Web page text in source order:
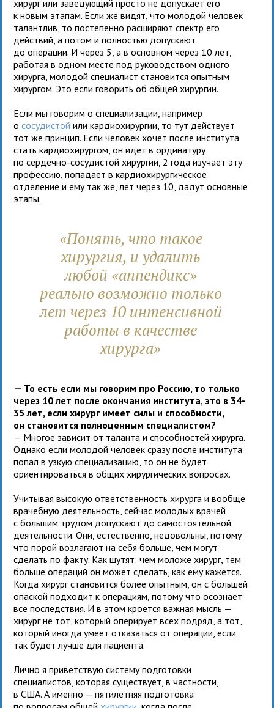
хирург или заведующий просто не допускает его
к новым этапам. Если же видят, что молодой человек
талантлив, то постепенно расширяют спектр его
действий, а потом и полностью допускают
до операции. И через 5, а в основном через 10 лет,
работая в одном месте под руководством одного
хирурга, молодой специалист становится опытным
хирургом. Это если говорить об общей хирургии.
Если мы говорим о специализации, например
ососудистой или кардиохирургии, то тут действует
тот же принцип. Если человек хочет после института
стать кардиохирургом, он идет в ординатуру
по сердечно-сосудистой хирургии, 2 года изучает эту
профессию, попадает в кардиохирургическое
отделение и ему так же, лет через 10, дадут основные
этапы.
«Понять, что такое
хирургия, и удалить
любой «аппендикс»
реально возможно только
лет через 10 интенсивной
работы в качестве
хирурга»
— То есть если мы говорим про Россию, то только
через 10 лет после окончания института, это в 34-
35 лет, если хирург имеет силы и способности,
он становится полноценным специалистом?
— Многое зависит от таланта и способностей хирурга.
Однако если молодой человек сразу после института
попал в узкую специализацию, то он не будет
ориентироваться в общих хирургических вопросах.
Учитывая высокую ответственность хирурга и вообще
врачебную деятельность, сейчас молодых врачей
с большим трудом допускают до самостоятельной
деятельности. Они, естественно, недовольны, потому
что порой возлагают на себя больше, чем могут
сделать по факту. Как шутят: чем моложе хирург, тем
больше операций он может сделать, как ему кажется.
Когда хирург становится более опытным, он с большей
опаской подходит к операциям, потому что осознает
все последствия. И в этом кроется важная мысль —
хирург не тот, который оперирует всех подряд, а тот,
который иногда умеет отказаться от операции, если
так будет лучше для пациента.
Лично я приветствую систему подготовки
специалистов, которая существует, в частности,
в США. А именно — пятилетняя подготовка